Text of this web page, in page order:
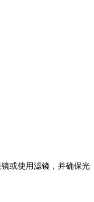
或使用滤镜，并确保光